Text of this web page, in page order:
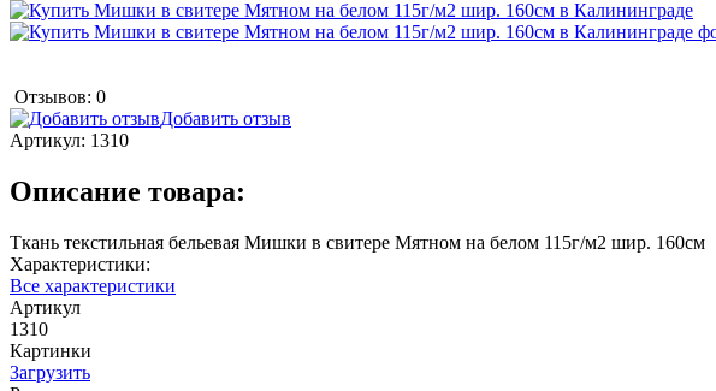
Отзывов: 0
Добавить отзыв
Артикул: 1310
Описание товара:
Ткань текстильная бельевая Мишки в свитере Мятном на белом 115г/м2 шир. 160см
Характеристики:
Все характеристики
Артикул
1310
Картинки
Загрузить